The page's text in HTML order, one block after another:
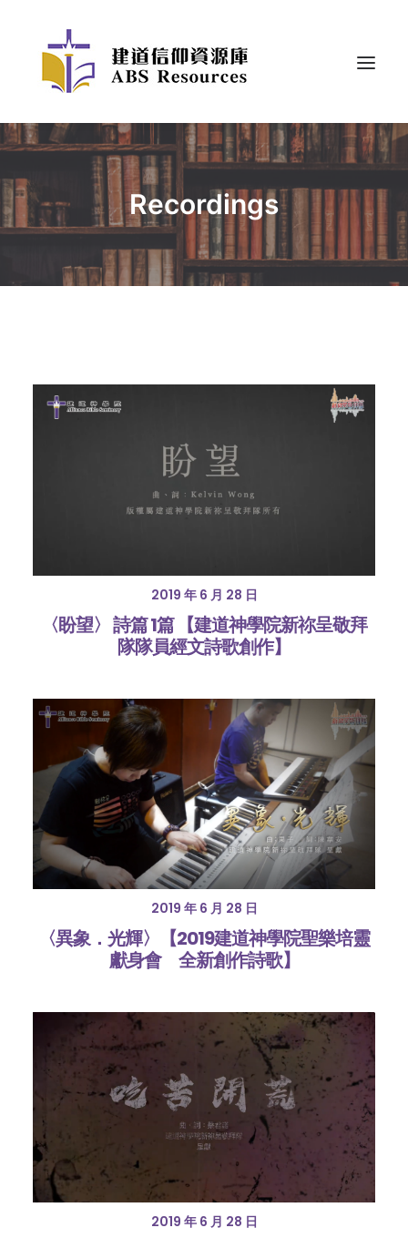
Recordings
2019 年 6 月 28 日
〈盼望〉 詩篇 1篇 【建道神學院新祢呈敬拜
隊隊員經文詩歌創作】
2019 年 6 月 28 日
〈異象．光輝〉【2019建道神學院聖樂培靈
獻身會 全新創作詩歌】
2019 年 6 月 28 日